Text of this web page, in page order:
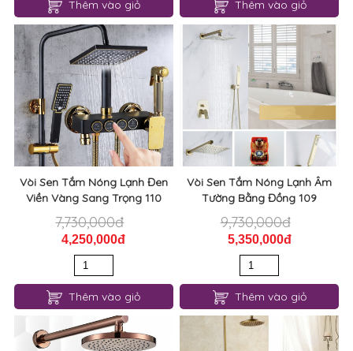
Thêm vào giỏ Thêm vào giỏ
Vòi Sen Tắm Nóng Lạnh Đen
Viền Vàng Sang Trọng 110
7,730,000đ
4,250,000đ
Thêm vào giỏ
Vòi Sen Tắm Nóng Lạnh Âm
Tường Bằng Đồng 109
9,730,000đ
5,350,000đ
Thêm vào giỏ